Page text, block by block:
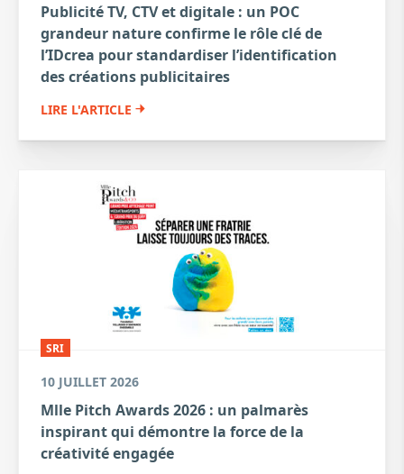
Publicité TV, CTV et digitale : un POC
grandeur nature confirme le rôle clé de
l’IDcrea pour standardiser l’identification
des créations publicitaires
LIRE L'ARTICLE
SRI
10 JUILLET 2026
Mlle Pitch Awards 2026 : un palmarès
inspirant qui démontre la force de la
créativité engagée